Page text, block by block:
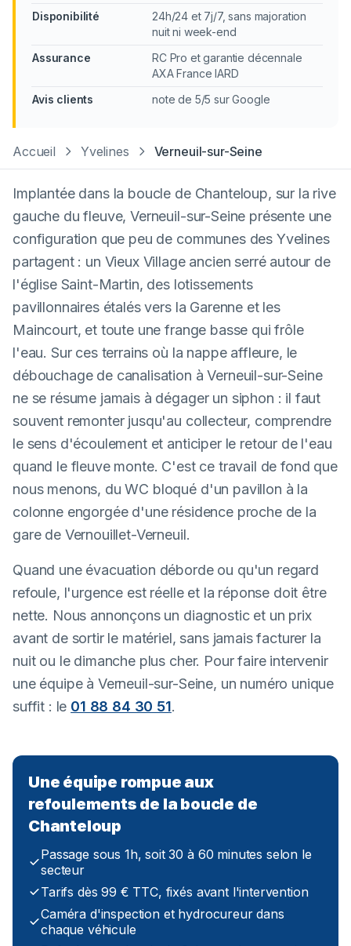
Disponibilité
24h/24 et 7j/7, sans majoration
nuit ni week-end
Assurance
RC Pro et garantie décennale
AXA France IARD
Avis clients
note de 5/5 sur Google
Accueil Yvelines Verneuil-sur-Seine
Implantée dans la boucle de Chanteloup, sur la rive
gauche du fleuve, Verneuil-sur-Seine présente une
configuration que peu de communes des Yvelines
partagent : un Vieux Village ancien serré autour de
l'église Saint-Martin, des lotissements
pavillonnaires étalés vers la Garenne et les
Maincourt, et toute une frange basse qui frôle
l'eau. Sur ces terrains où la nappe affleure, le
débouchage de canalisation à Verneuil-sur-Seine
ne se résume jamais à dégager un siphon : il faut
souvent remonter jusqu'au collecteur, comprendre
le sens d'écoulement et anticiper le retour de l'eau
quand le fleuve monte. C'est ce travail de fond que
nous menons, du WC bloqué d'un pavillon à la
colonne engorgée d'une résidence proche de la
gare de Vernouillet-Verneuil.
Quand une évacuation déborde ou qu'un regard
refoule, l'urgence est réelle et la réponse doit être
nette. Nous annonçons un diagnostic et un prix
avant de sortir le matériel, sans jamais facturer la
nuit ou le dimanche plus cher. Pour faire intervenir
une équipe à Verneuil-sur-Seine, un numéro unique
suffit : le 01 88 84 30 51.
Une équipe rompue aux
refoulements de la boucle de
Chanteloup
Passage sous 1h, soit 30 à 60 minutes selon le
secteur
Tarifs dès 99 € TTC, fixés avant l'intervention
Caméra d'inspection et hydrocureur dans
chaque véhicule